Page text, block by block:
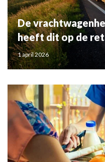
De
heeft dit op de
1 april 2026